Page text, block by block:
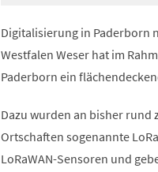
Digitalisierung in Paderborn
Westfalen Weser hat im
Paderborn ein
Dazu wurden an bisher rund
Ortschaften sogenannte
LoRaWAN-Sensoren und